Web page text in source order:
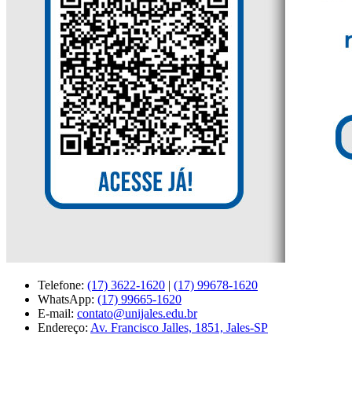
Telefone: (17) 3622-1620 | (17) 99678-1620
WhatsApp: (17) 99665-1620
E-mail: contato@unijales.edu.br
Endereço: Av. Francisco Jalles, 1851, Jales-SP